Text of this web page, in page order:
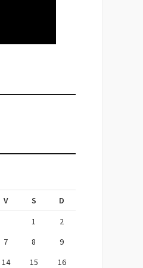
V S
D
1
2
7 8
9
14 15 16